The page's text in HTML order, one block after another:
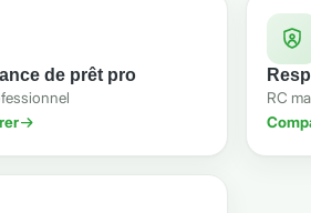
de prêt pro
RC